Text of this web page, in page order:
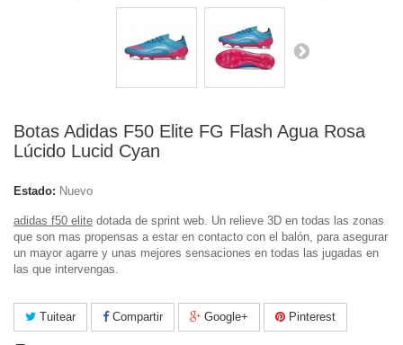
Botas Adidas F50 Elite FG Flash Agua Rosa
Lúcido Lucid Cyan
Estado: Nuevo
adidas f50 elite dotada de sprint web. Un relieve 3D en todas las zonas
que son mas propensas a estar en contacto con el balón, para asegurar
un mayor agarre y unas mejores sensaciones en todas las jugadas en
las que intervengas.
Tuitear Compartir Google+ Pinterest